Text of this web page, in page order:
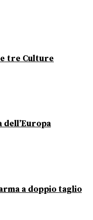
tre Culture
dell’Europa
a doppio taglio